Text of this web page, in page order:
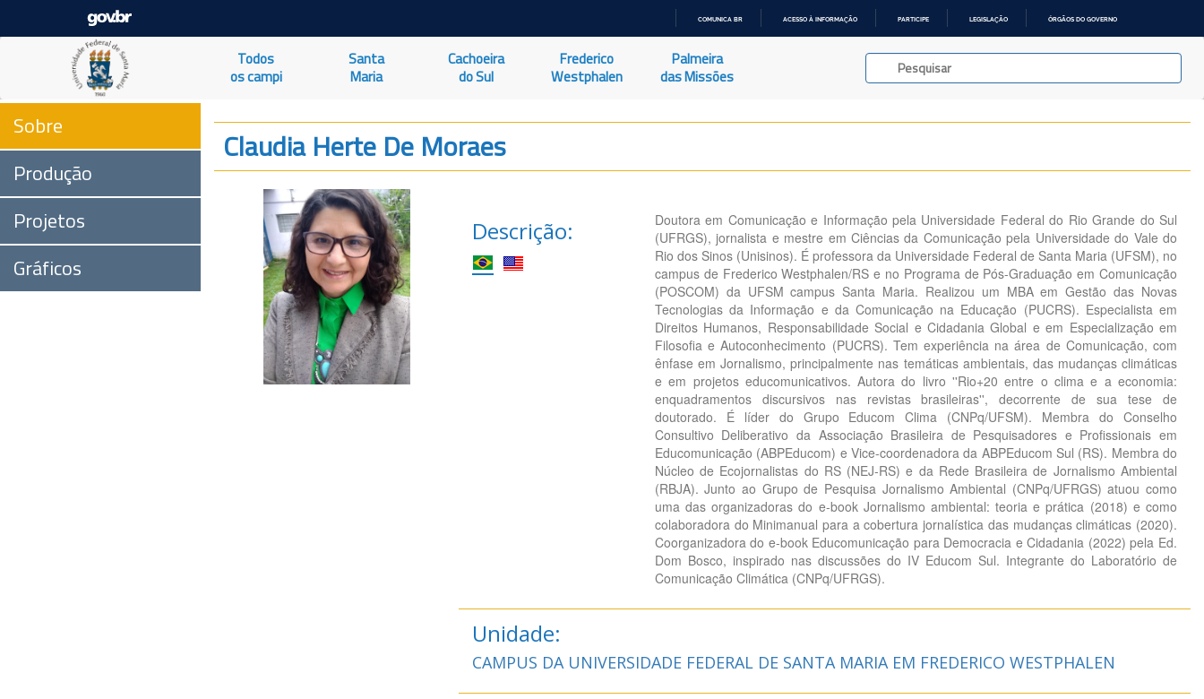
O
COMUNICA BR ACESSO À INFORMAÇÃO PARTICIPE LEGISLAÇÃO ÓRGÃOS DO GOVERNO
Todos
os campi
Santa
Maria
Cachoeira
do Sul
Frederico
Westphalen
Palmeira
das Missões
Sobre
Produção
Projetos
Gráficos
Claudia Herte De Moraes
Descrição:
Doutora em Comunicação e Informação pela Universidade Federal do Rio Grande do Sul
(UFRGS), jornalista e mestre em Ciências da Comunicação pela Universidade do Vale do
Rio dos Sinos (Unisinos). É professora da Universidade Federal de Santa Maria (UFSM), no
campus de Frederico Westphalen/RS e no Programa de Pós-Graduação em Comunicação
(POSCOM) da UFSM campus Santa Maria. Realizou um MBA em Gestão das Novas
Tecnologias da Informação e da Comunicação na Educação (PUCRS). Especialista em
Direitos Humanos, Responsabilidade Social e Cidadania Global e em Especialização em
Filosofia e Autoconhecimento (PUCRS). Tem experiência na área de Comunicação, com
ênfase em Jornalismo, principalmente nas temáticas ambientais, das mudanças climáticas
e em projetos educomunicativos. Autora do livro ''Rio+20 entre o clima e a economia:
enquadramentos discursivos nas revistas brasileiras'', decorrente de sua tese de
doutorado. É líder do Grupo Educom Clima (CNPq/UFSM). Membra do Conselho
Consultivo Deliberativo da Associação Brasileira de Pesquisadores e Profissionais em
Educomunicação (ABPEducom) e Vice-coordenadora da ABPEducom Sul (RS). Membra do
Núcleo de Ecojornalistas do RS (NEJ-RS) e da Rede Brasileira de Jornalismo Ambiental
(RBJA). Junto ao Grupo de Pesquisa Jornalismo Ambiental (CNPq/UFRGS) atuou como
uma das organizadoras do e-book Jornalismo ambiental: teoria e prática (2018) e como
colaboradora do Minimanual para a cobertura jornalística das mudanças climáticas (2020).
Coorganizadora do e-book Educomunicação para Democracia e Cidadania (2022) pela Ed.
Dom Bosco, inspirado nas discussões do IV Educom Sul. Integrante do Laboratório de
Comunicação Climática (CNPq/UFRGS).
Unidade:
CAMPUS DA UNIVERSIDADE FEDERAL DE SANTA MARIA EM FREDERICO WESTPHALEN